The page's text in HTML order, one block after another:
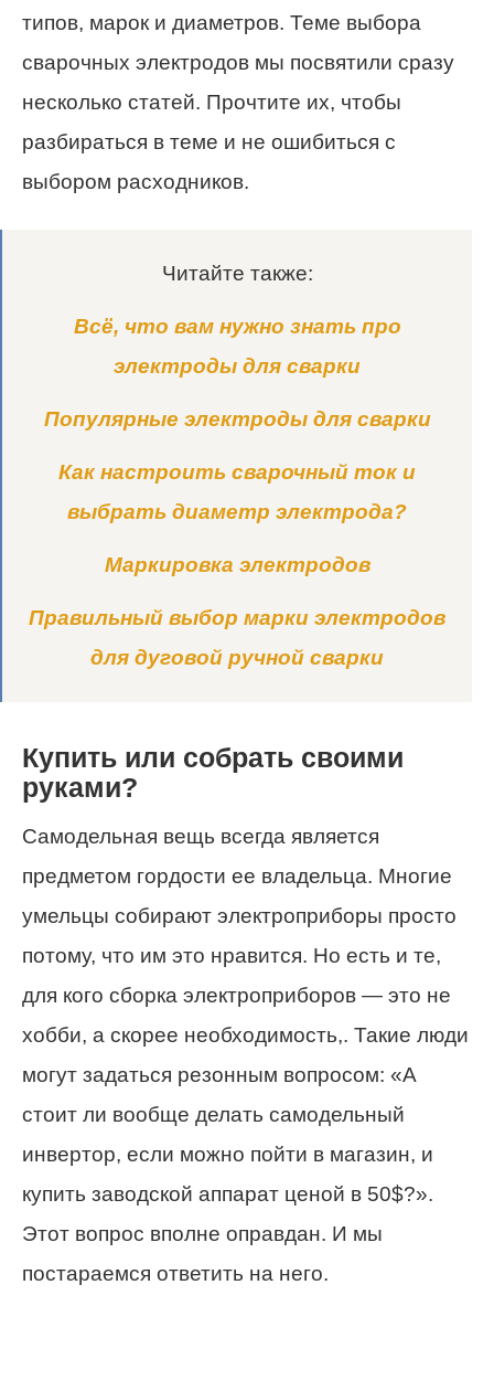
типов, марок и диаметров. Теме выбора
сварочных электродов мы посвятили сразу
несколько статей. Прочтите их, чтобы
разбираться в теме и не ошибиться с
выбором расходников.
Читайте также:
Всё, что вам нужно знать про
электроды для сварки
Популярные электроды для сварки
Как настроить сварочный ток и
выбрать диаметр электрода?
Маркировка электродов
Правильный выбор марки электродов
для дуговой ручной сварки
Купить или собрать своими
руками?
Самодельная вещь всегда является
предметом гордости ее владельца. Многие
умельцы собирают электроприборы просто
потому, что им это нравится. Но есть и те,
для кого сборка электроприборов — это не
хобби, а скорее необходимость,. Такие люди
могут задаться резонным вопросом: «А
стоит ли вообще делать самодельный
инвертор, если можно пойти в магазин, и
купить заводской аппарат ценой в 50$?».
Этот вопрос вполне оправдан. И мы
постараемся ответить на него.